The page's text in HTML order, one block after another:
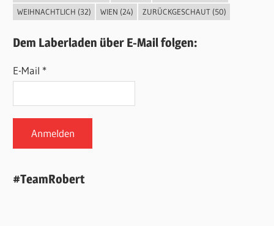
WEIHNACHTLICH (32) WIEN (24) ZURÜCKGESCHAUT(50)
Dem Laberladen über E-Mail folgen:
E-Mail *
#TeamRobert